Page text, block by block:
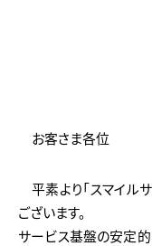
お客さま各位
平素より「スマイル
ございます。
サービス基盤の安定